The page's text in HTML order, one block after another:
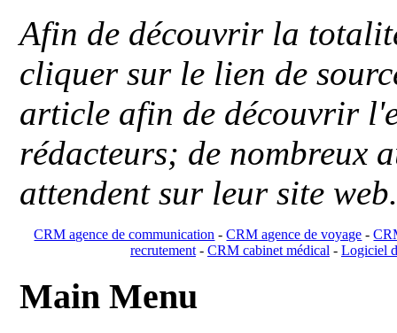
Afin de découvrir la
cliquer sur le lien de
article afin de découvrir
rédacteurs; de nombreux
attendent sur leur site
CRM agence de communication -CRM agence de voyage -
recrutement- CRM cabinet médical- Logiciel
Main Menu